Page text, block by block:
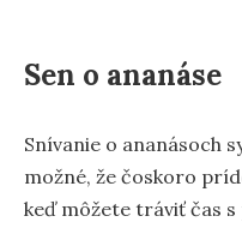
Sen o ananáse
Snívanie o ananásoch
možné, že čoskoro
keď môžete tráviť čas